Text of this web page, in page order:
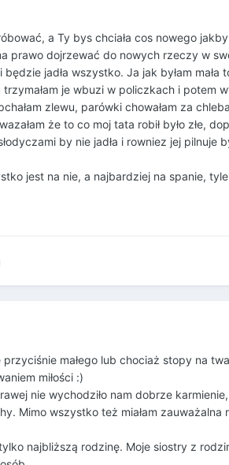
a Ty bys chciała cos nowego
prawo dojrzewać do nowych rzeczy w
jadła wszystko. Ja jak byłam mała
je wbuzi w policzkach i potem
zlewu, parówki chowałam za
że to co moj tata robił było złe,
by nie jadła i rowniez jej pilnuje
jest na nie, a najbardziej na spanie,
małego lub chociaż stopy na
miłości :)
nie wychodziło nam dobrze
Mimo wszystko też miałam zauważalna
najbliższą rodzinę. Moje siostry z